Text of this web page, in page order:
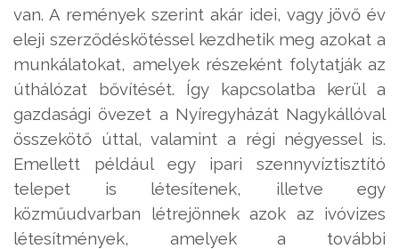
van. A remények szerint akár idei, vagy jövő év
eleji szerződéskötéssel kezdhetik meg azokat a
munkálatokat, amelyek részeként folytatják az
úthálózat bővítését. Így kapcsolatba kerül a
gazdasági övezet a Nyíregyházát Nagy­kállóval
összekötő úttal, valamint a régi négyessel is.
Emellett például egy ipari szennyvíztisztító
telepet is létesítenek, illetve egy
közműudvarban létrejönnek azok az ivóvizes
létesítmények, amelyek a további